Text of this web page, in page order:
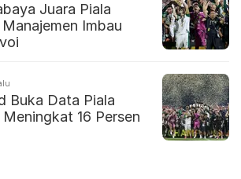
Juara Piala
Imbau
Buka Data Piala
16 Persen